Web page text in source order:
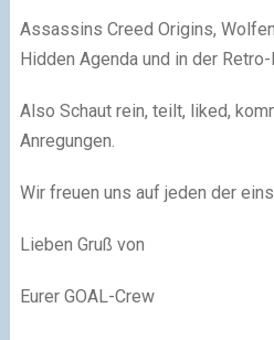
Assassins Creed Origins,
Hidden Agenda und in der Retro-
Also Schaut rein, teilt, liked,
Anregungen.
Wir freuen uns auf jeden der
Lieben Gruß von
Eurer GOAL-Crew